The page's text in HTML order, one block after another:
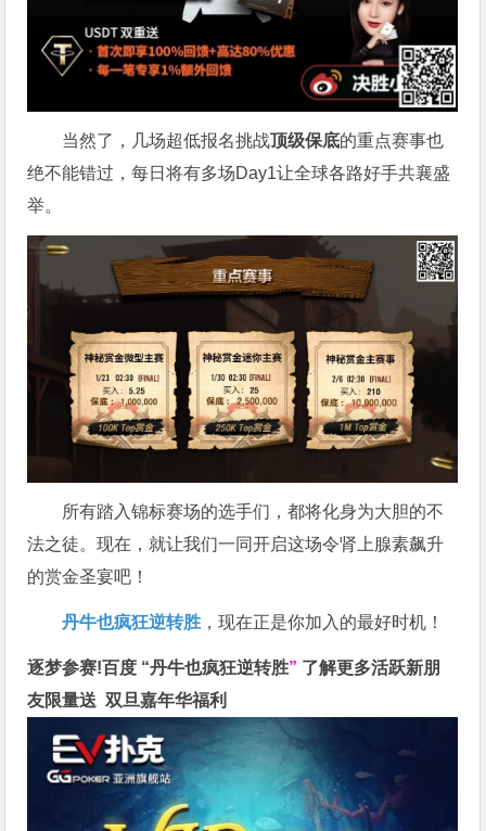
当然了，几场超低报名挑战顶级保底的重点赛事也
绝不能错过，每日将有多场Day1让全球各路好手共襄盛
举。
所有踏入锦标赛场的选手们，都将化身为大胆的不
法之徒。现在，就让我们一同开启这场令肾上腺素飙升
的赏金圣宴吧！
丹牛也疯狂逆转胜 ，现在正是你加入的最好时机！
逐梦参赛!百度 “丹牛也疯狂逆转胜” 了解更多活跃新朋
友限量送双旦嘉年华福利